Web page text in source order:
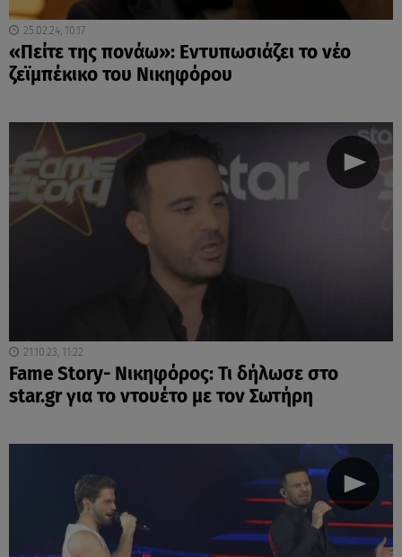
25.02.24, 10:17
«Πείτε της πονάω»: Εντυπωσιάζει το νέο
ζεϊμπέκικο του Νικηφόρου
21.10.23, 11:22
Fame Story- Nικηφόρος: Τι δήλωσε στο
star.gr για το ντουέτο με τον Σωτήρη